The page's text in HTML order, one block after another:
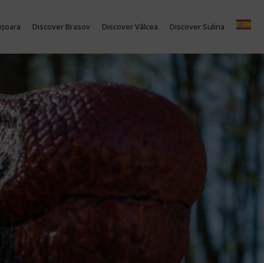
Discover Brasov Discover Vâlcea Discover Sulina